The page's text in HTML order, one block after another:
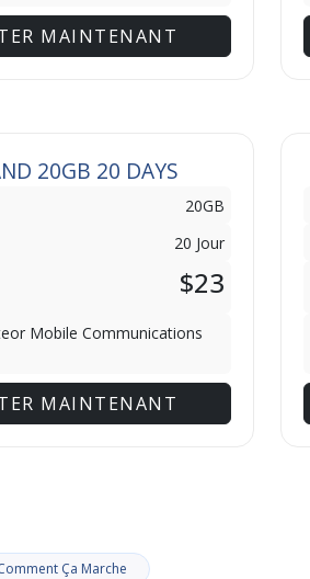
MAINTENANT
20GB 20 DAYS
20GB
20 Jour
$23
Mobile Communications
MAINTENANT
Ça Marche